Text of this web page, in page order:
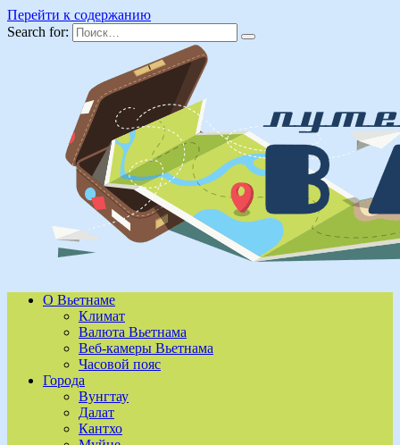
Перейти к содержанию
Search for:
О Вьетнаме
Климат
Валюта Вьетнама
Веб-камеры Вьетнама
Часовой пояс
Города
Вунгтау
Далат
Кантхо